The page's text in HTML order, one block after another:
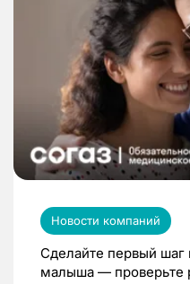
Новости компаний
Сделайте первый
малыша — проверьте